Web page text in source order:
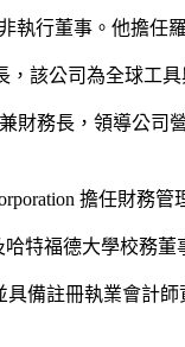
執行董事。他擔
，該公司為全球
財務長，領導公
擔任財務管
特福德大學校務
備註冊執業會計師